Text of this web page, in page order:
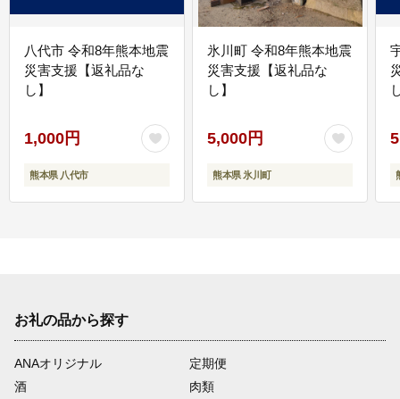
八代市 令和8年熊本地震
災害支援【返礼品な
し】
1,000円
熊本県 八代市
氷川町 令和8年熊本地震
災害支援【返礼品な
し】
5,000円
熊本県 氷川町
お礼の品から探す
ANAオリジナル
定期便
酒
肉類